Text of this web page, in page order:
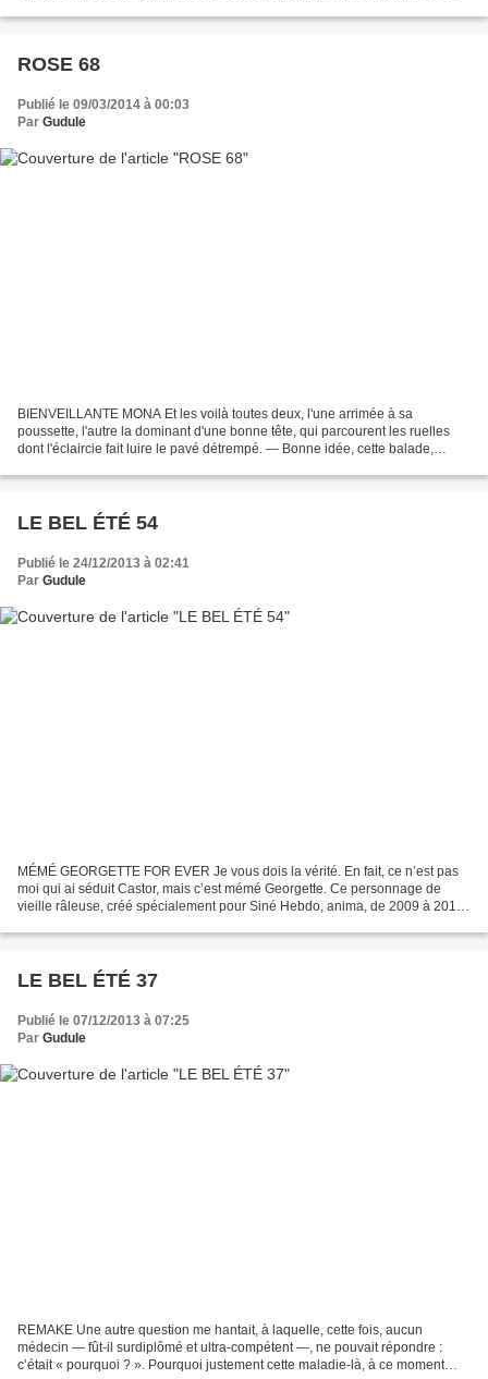
ROSE 68
Publié le 09/03/2014 à 00:03
Par Gudule
BIENVEILLANTE MONA Et les voilà toutes deux, l'une arrimée à sa
poussette, l'autre la dominant d'une bonne tête, qui parcourent les ruelles
dont l'éclaircie fait luire le pavé détrempé. — Bonne idée, cette balade,
LE BEL ÉTÉ 54
Publié le 24/12/2013 à 02:41
Par Gudule
MÉMÉ GEORGETTE FOR EVER Je vous dois la vérité. En fait, ce n’est pas
moi qui ai séduit Castor, mais c’est mémé Georgette. Ce personnage de
vieille râleuse, créé spécialement pour Siné Hebdo, anima, de 2009 à 2010,
LE BEL ÉTÉ 37
Publié le 07/12/2013 à 07:25
Par Gudule
REMAKE Une autre question me hantait, à laquelle, cette fois, aucun
médecin — fût-il surdiplômé et ultra-compétent —, ne pouvait répondre :
c’était « pourquoi ? ». Pourquoi justement cette maladie-là, à ce moment